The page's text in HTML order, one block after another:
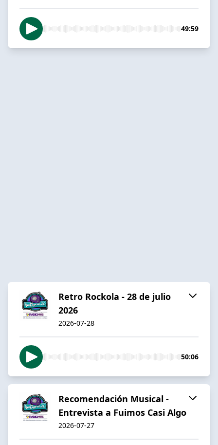
49:59
Retro Rockola - 28 de julio
2026
2026-07-28
50:06
Recomendación Musical -
Entrevista a Fuimos Casi Algo
2026-07-27